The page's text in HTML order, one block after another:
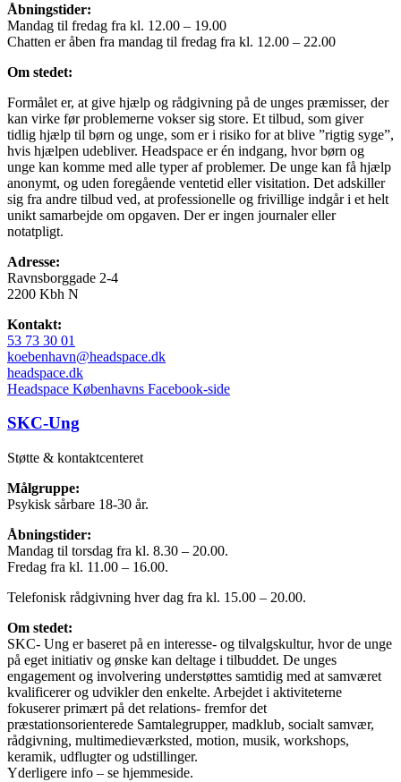
Åbningstider:
Mandag til fredag fra kl. 12.00 – 19.00
Chatten er åben fra mandag til fredag fra kl. 12.00 – 22.00
Om stedet:
Formålet er, at give hjælp og rådgivning på de unges præmisser, der
kan virke før problemerne vokser sig store. Et tilbud, som giver
tidlig hjælp til børn og unge, som er i risiko for at blive ”rigtig syge”,
hvis hjælpen udebliver. Headspace er én indgang, hvor børn og
unge kan komme med alle typer af problemer. De unge kan få hjælp
anonymt, og uden foregående ventetid eller visitation. Det adskiller
sig fra andre tilbud ved, at professionelle og frivillige indgår i et helt
unikt samarbejde om opgaven. Der er ingen journaler eller
notatpligt.
Adresse:
Ravnsborggade 2-4
2200 Kbh N
Kontakt:
53 73 30 01
koebenhavn@headspace.dk
headspace.dk
Headspace Københavns Facebook-side
SKC-Ung
Støtte & kontaktcenteret
Målgruppe:
Psykisk sårbare 18-30 år.
Åbningstider:
Mandag til torsdag fra kl. 8.30 – 20.00.
Fredag fra kl. 11.00 – 16.00.
Telefonisk rådgivning hver dag fra kl. 15.00 – 20.00.
Om stedet:
SKC- Ung er baseret på en interesse- og tilvalgskultur, hvor de unge
på eget initiativ og ønske kan deltage i tilbuddet. De unges
engagement og involvering understøttes samtidig med at samværet
kvalificerer og udvikler den enkelte. Arbejdet i aktiviteterne
fokuserer primært på det relations- fremfor det
præstationsorienterede Samtalegrupper, madklub, socialt samvær,
rådgivning, multimedieværksted, motion, musik, workshops,
keramik, udflugter og udstillinger.
Yderligere info – se hjemmeside.